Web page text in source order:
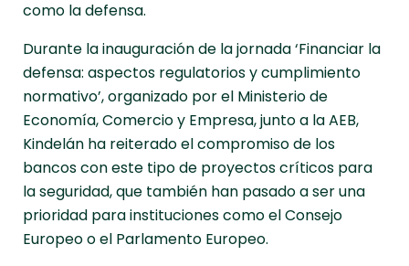
como la defensa.
Durante la inauguración de la jornada ‘Financiar la
defensa: aspectos regulatorios y cumplimiento
normativo’, organizado por el Ministerio de
Economía, Comercio y Empresa, junto a la AEB,
Kindelán ha reiterado el compromiso de los
bancos con este tipo de proyectos críticos para
la seguridad, que también han pasado a ser una
prioridad para instituciones como el Consejo
Europeo o el Parlamento Europeo.